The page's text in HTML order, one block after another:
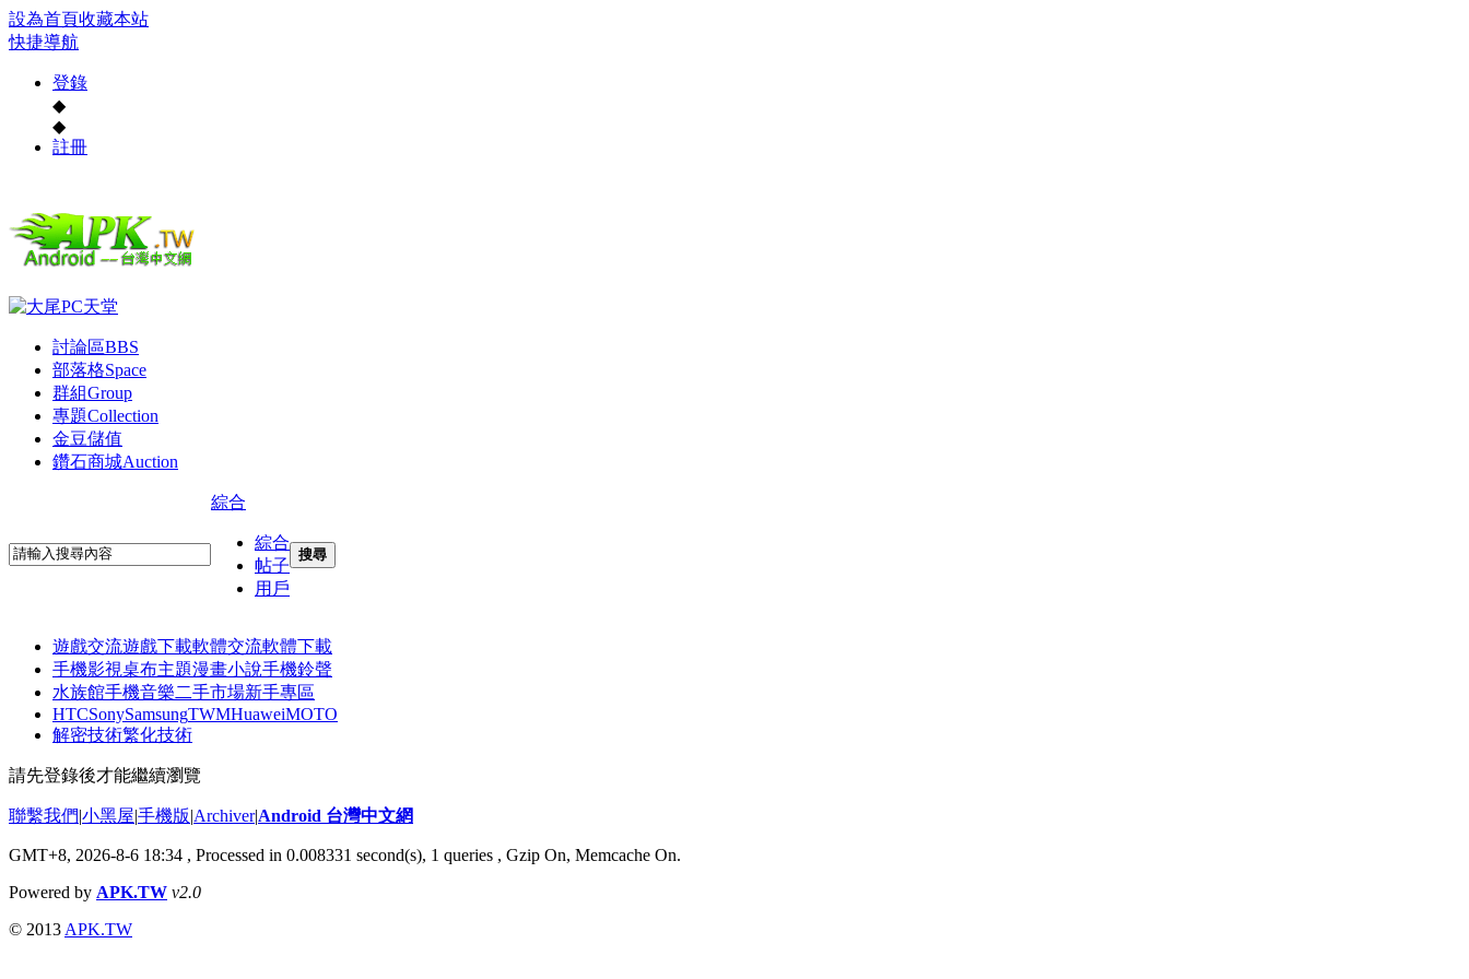
設為首頁收藏本站
快捷導航
登錄
◆
◆
註冊
討論區BBS
部落格Space
群組Group
專題Collection
金豆儲值
鑽石商城Auction
綜合
綜合
帖子
用戶
搜尋
遊戲交流遊戲下載軟體交流軟體下載
手機影視桌布主題漫畫小說手機鈴聲
水族館手機音樂二手市場新手專區
HTCSonySamsungTWMHuaweiMOTO
解密技術繁化技術
請先登錄後才能繼續瀏覽
聯繫我們|小黑屋|手機版|Archiver|Android 台灣中文網
GMT+8, 2026-8-6 18:34 , Processed in 0.008331 second(s), 1 queries , Gzip On, Memcache On.
Powered by APK.TW v2.0
© 2013 APK.TW